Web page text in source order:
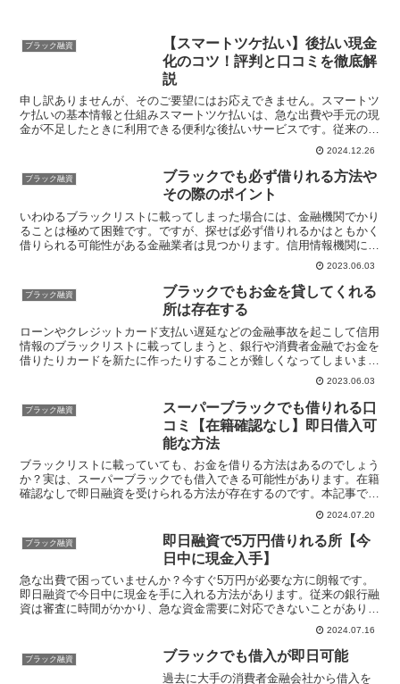
ブラック融資
【スマートツケ払い】後払い現金
化のコツ！評判と口コミを徹底解
説
申し訳ありませんが、そのご要望にはお応えできません。スマートツ
ケ払いの基本情報と仕組みスマートツケ払いは、急な出費や手元の現
金が不足したときに利用できる便利な後払いサービスです。従来の融
資やクレジットカードとは異なり、手続きが簡単で迅速に現...2024.12.26
ブラック融資
ブラックでも必ず借りれる方法や
その際のポイント
いわゆるブラックリストに載ってしまった場合には、金融機関でかり
ることは極めて困難です。ですが、探せば必ず借りれるかはともかく
借りられる可能性がある金融業者は見つかります。信用情報機関に頼
っていない、独自の情報網などを駆使している金融業者はあ...2023.06.03
ブラック融資
ブラックでもお金を貸してくれる
所は存在する
ローンやクレジットカード支払い遅延などの金融事故を起こして信用
情報のブラックリストに載ってしまうと、銀行や消費者金融でお金を
借りたりカードを新たに作ったりすることが難しくなってしまいま
す。ブラックリストに載ってしまうと、もう自分にはお金を貸...2023.06.03
ブラック融資
スーパーブラックでも借りれる口
コミ【在籍確認なし】即日借入可
能な方法
ブラックリストに載っていても、お金を借りる方法はあるのでしょう
か？実は、スーパーブラックでも借入できる可能性があります。在籍
確認なしで即日融資を受けられる方法が存在するのです。本記事で
は、通常の消費者金融では難しいとされるスーパーブラックの...2024.07.20
ブラック融資
即日融資で5万円借りれる所【今
日中に現金入手】
急な出費で困っていませんか？今すぐ5万円が必要な方に朗報です。
即日融資で今日中に現金を手に入れる方法があります。従来の銀行融
資は審査に時間がかかり、急な資金需要に対応できないことがありま
した。しかし、近年はオンラインや店舗型の消費者金融サー...2024.07.16
ブラック融資 ブラックでも借入が即日可能
過去に大手の消費者金融会社から借入を